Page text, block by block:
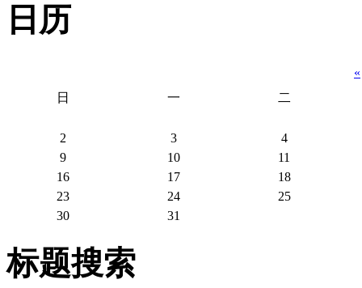
日历
«
日
一 二
2 3
4
9
10
11
16
17
18
23
24
25
30
31
标题搜索